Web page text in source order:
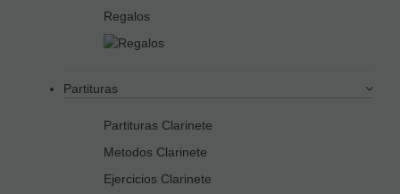
Regalos
Partituras
Partituras Clarinete
Metodos Clarinete
Ejercicios Clarinete